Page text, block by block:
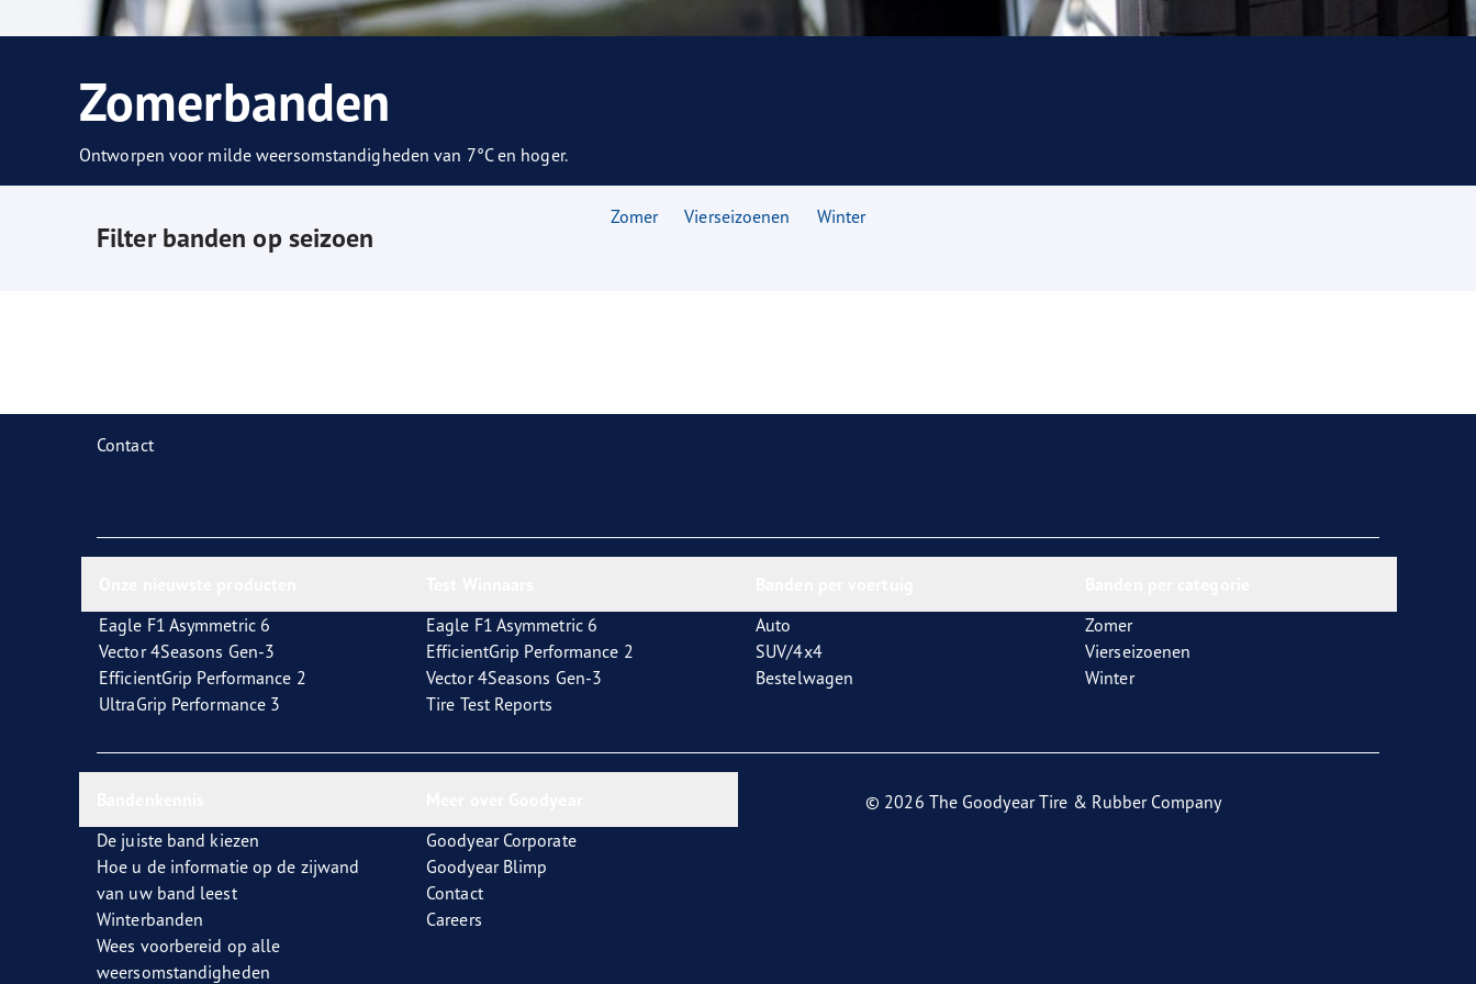
Zorg dragen voor je banden
Goodyear Blimp UltraGrip Performance 3
Zomerbanden
Ontworpen voor milde weersomstandigheden van 7°C en hoger.
Filter banden op seizoen
Zomer Vierseizoenen Winter
Contact
Eagle F1 Asymmetric 6
Vector 4Seasons Gen-3
EfficientGrip Performance 2
UltraGrip Performance 3
Eagle F1 Asymmetric 6
EfficientGrip Performance 2
Vector 4Seasons Gen-3
Tire Test Reports
Auto
SUV/4x4
Bestelwagen
Zomer
Vierseizoenen
Winter
De juiste band kiezen
Hoe u de informatie op de zijwand
van uw band leest
Winterbanden
Wees voorbereid op alle
weersomstandigheden
Goodyear Corporate
Goodyear Blimp
Contact
Careers
© 2026 The Goodyear Tire & Rubber Company